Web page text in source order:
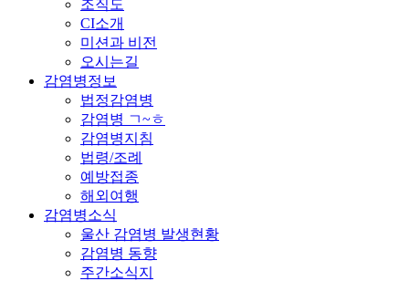
조직도
CI소개
미션과 비전
오시는길
감염병정보
법정감염병
감염병 ㄱ~ㅎ
감염병지침
법령/조례
예방접종
해외여행
감염병소식
울산 감염병 발생현황
감염병 동향
주간소식지